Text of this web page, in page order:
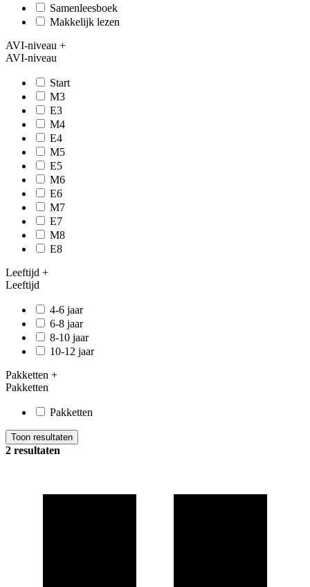
Samenleesboek
Makkelijk lezen
AVI-niveau +
AVI-niveau
Start
M3
E3
M4
E4
M5
E5
M6
E6
M7
E7
M8
E8
Leeftijd +
Leeftijd
4-6 jaar
6-8 jaar
8-10 jaar
10-12 jaar
Pakketten +
Pakketten
Pakketten
Toon resultaten
2 resultaten